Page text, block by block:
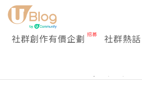
社群創作有價企劃 社群熱話